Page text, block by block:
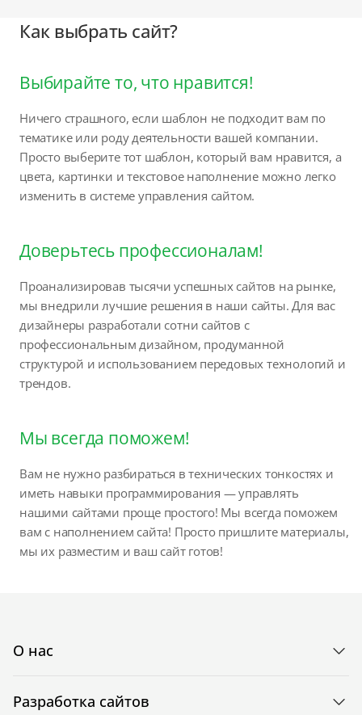
Как выбрать сайт?
Выбирайте то, что нравится!
Ничего страшного, если шаблон не подходит вам по
тематике или роду деятельности вашей компании.
Просто выберите тот шаблон, который вам нравится, а
цвета, картинки и текстовое наполнение можно легко
изменить в системе управления сайтом.
Доверьтесь профессионалам!
Проанализировав тысячи успешных сайтов на рынке,
мы внедрили лучшие решения в наши сайты. Для вас
дизайнеры разработали сотни сайтов с
профессиональным дизайном, продуманной
структурой и использованием передовых технологий и
трендов.
Мы всегда поможем!
Вам не нужно разбираться в технических тонкостях и
иметь навыки программирования — управлять
нашими сайтами проще простого! Мы всегда поможем
вам с наполнением сайта! Просто пришлите материалы,
мы их разместим и ваш сайт готов!
О нас
Разработка сайтов